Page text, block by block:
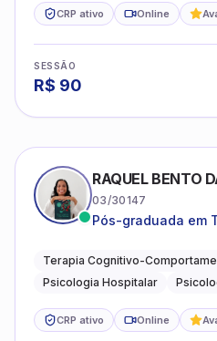
CRP ativo Online
SESSÃO
R$ 90
RAQUEL BENTO
03/30147
Pós-graduada em
Terapia Cognitivo-
Psicologia Hospitalar
CRP ativo Online